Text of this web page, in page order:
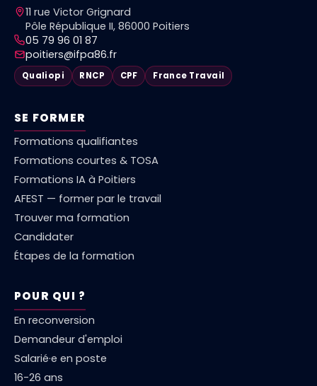
11 rue Victor Grignard
Pôle République II, 86000 Poitiers
05 79 96 01 87
poitiers@ifpa86.fr
Qualiopi RNCP CPF France Travail
SE FORMER
Formations qualifiantes
Formations courtes & TOSA
Formations IA à Poitiers
AFEST — former par le travail
Trouver ma formation
Candidater
Étapes de la formation
POUR QUI ?
En reconversion
Demandeur d'emploi
Salarié·e en poste
16-26 ans